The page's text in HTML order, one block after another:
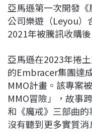
亞馬遜第一次開發
公司樂遊（Leyou）
2021年被騰訊收購
亞馬遜在2023年捲
的Embracer集團達
MMO計畫。該專案
MMO冒險」，故事
和《魔戒》三部曲
沒有聽到更多實質消